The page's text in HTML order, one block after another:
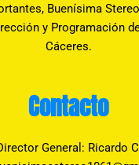
Buenísima
y Programación
Cáceres.
Contacto
General: Ricardo